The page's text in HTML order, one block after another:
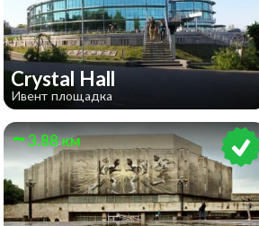
Crystal Hall
Ивент площадка
3.88 км